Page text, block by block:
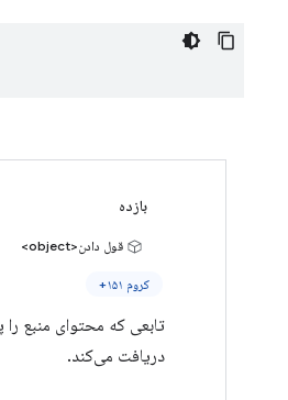
بازده
قول دادن<object>
کروم ۱۵۱+
تابعی که محتوای منبع
دریافت می‌کند.